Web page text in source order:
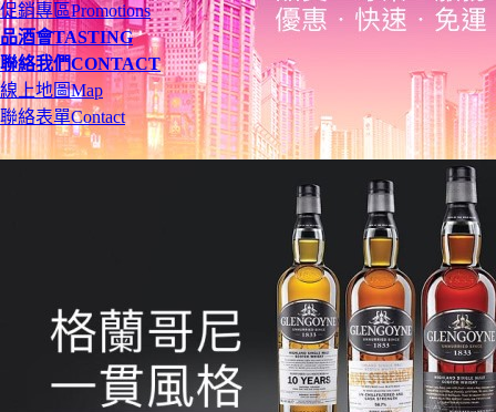
促銷專區Promotions
品酒會TASTING
聯絡我們CONTACT
線上地圖Map
聯絡表單Contact